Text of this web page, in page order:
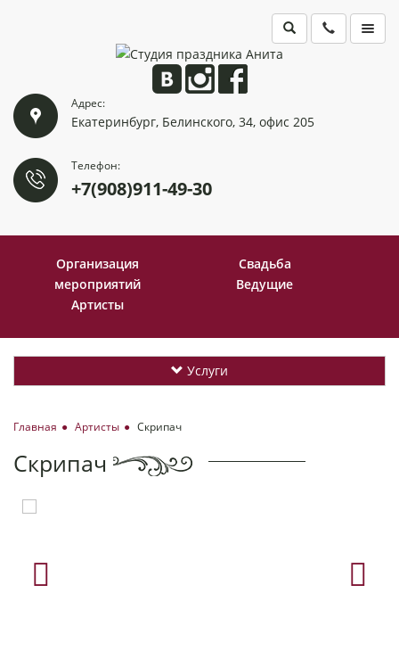
ПОРТФОЛИО
КОНТАКТЫ
Адрес:
Екатеринбург, Белинского, 34, офис 205
Телефон:
+7(908)911-49-30
Организация
мероприятий
Свадьба
Ведущие
Артисты
Услуги
Главная Артисты Скрипач
Скрипач